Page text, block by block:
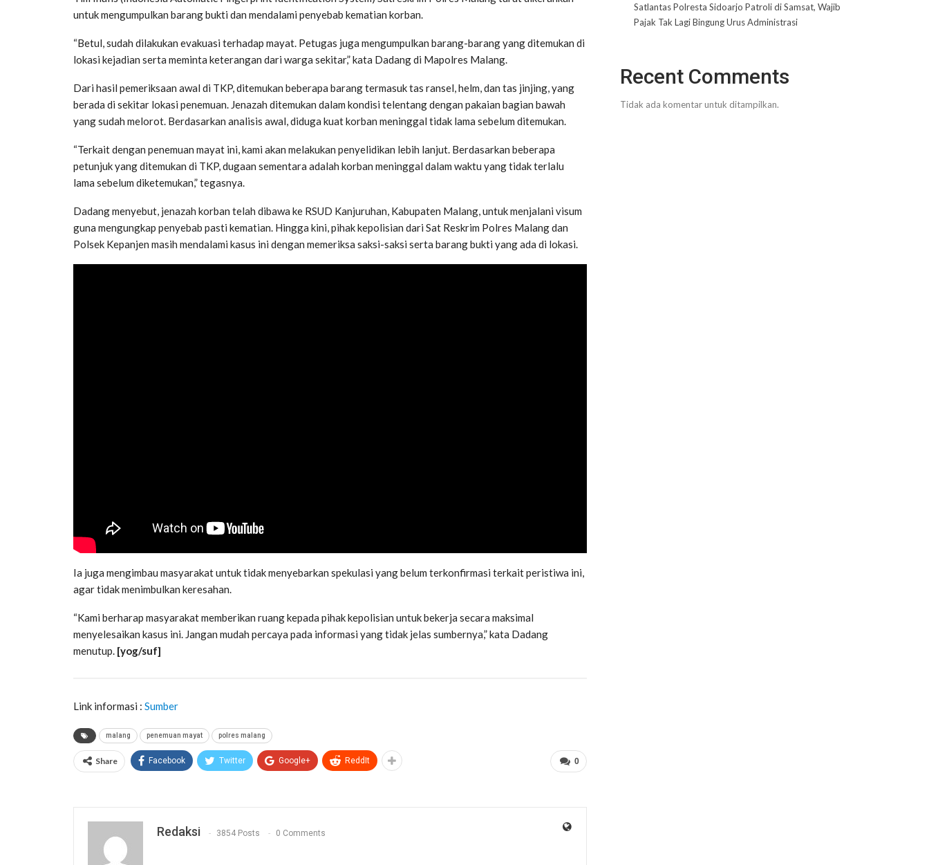
untuk mengumpulkan barang bukti dan mendalami penyebab kematian korban.
“Betul, sudah dilakukan evakuasi terhadap mayat. Petugas juga mengumpulkan barang-barang yang ditemukan di
lokasi kejadian serta meminta keterangan dari warga sekitar,” kata Dadang di Mapolres Malang.
Dari hasil pemeriksaan awal di TKP, ditemukan beberapa barang termasuk tas ransel, helm, dan tas jinjing, yang
berada di sekitar lokasi penemuan. Jenazah ditemukan dalam kondisi telentang dengan pakaian bagian bawah
yang sudah melorot. Berdasarkan analisis awal, diduga kuat korban meninggal tidak lama sebelum ditemukan.
“Terkait dengan penemuan mayat ini, kami akan melakukan penyelidikan lebih lanjut. Berdasarkan beberapa
petunjuk yang ditemukan di TKP, dugaan sementara adalah korban meninggal dalam waktu yang tidak terlalu
lama sebelum diketemukan,” tegasnya.
Dadang menyebut, jenazah korban telah dibawa ke RSUD Kanjuruhan, Kabupaten Malang, untuk menjalani visum
guna mengungkap penyebab pasti kematian. Hingga kini, pihak kepolisian dari Sat Reskrim Polres Malang dan
Polsek Kepanjen masih mendalami kasus ini dengan memeriksa saksi-saksi serta barang bukti yang ada di lokasi.
Ia juga mengimbau masyarakat untuk tidak menyebarkan spekulasi yang belum terkonfirmasi terkait peristiwa ini,
agar tidak menimbulkan keresahan.
“Kami berharap masyarakat memberikan ruang kepada pihak kepolisian untuk bekerja secara maksimal
menyelesaikan kasus ini. Jangan mudah percaya pada informasi yang tidak jelas sumbernya,” kata Dadang
menutup. [yog/suf]
Link informasi : Sumber
malang penemuan mayat polres malang
0
Share Facebook Twitter Google+ ReddIt
Redaksi 3854 Posts 0 Comments
Satlantas Polresta Sidoarjo Patroli di Samsat, Wajib
Pajak Tak Lagi Bingung Urus Administrasi
Recent Comments
Tidak ada komentar untuk ditampilkan.